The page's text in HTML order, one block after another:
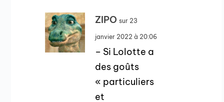
ZIPO sur 23
janvier 2022 à 20:06
– Si Lolotte a
des goûts
« particuliers
et